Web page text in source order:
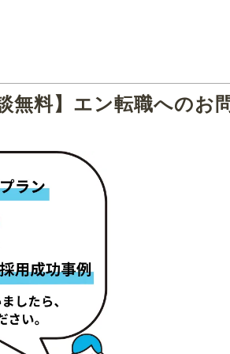
無料】エン転職へのお